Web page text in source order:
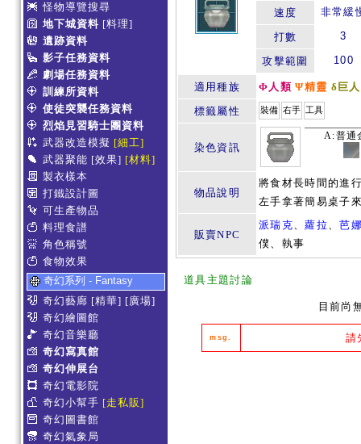
怪物導覽搜尋
地下城資料 [料理]
遺跡資料
影子任務資料
劇場任務資料
訓練所資料
使徒突襲任務資料
烈焰見習騎士團資料
武器改造模擬 [細工]
武器聚能 [效果] [材料]
製衣樣本
打鐵設計圖
可生產物品
料理食譜
角色稱號
食物效果
奇幻系列 - Fantasy
奇幻藝廊 [精華] [廣場]
奇幻繪圖館
奇幻音樂廳
奇幻寫真館
奇幻伸展台
奇幻電影院
奇幻小幫手 [走私販]
奇幻圖書館
奇幻氣象局
速度 非常緩
打數 3
攻擊範圍 100
適用種族 Φ人類 Ψ精靈 δ巨人
標籤屬性
裝備 右手 工具
染色資訊
A:普通
物品說明
將食材長時間的進
左手拿著簡易桌子
販賣NPC
派瑞克、蘿拉、芭
僕、執事
道具主題討論
目前尚
msg. 請